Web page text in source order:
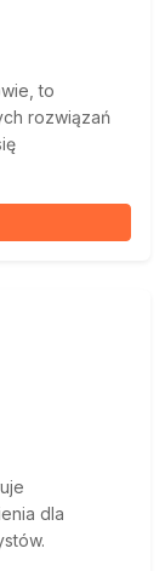
to
rozwiązań
dla